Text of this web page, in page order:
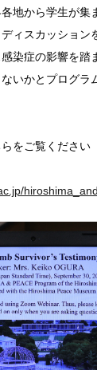
地から学生が集
ィスカッション
染症の影響を踏
いかとプログラ
をご覧ください